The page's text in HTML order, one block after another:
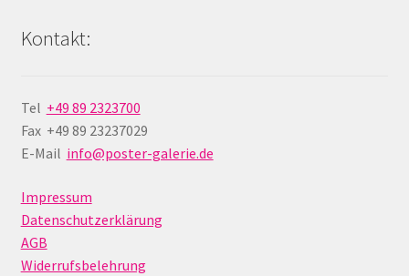
Kontakt:
Tel +49 89 2323700
Fax +49 89 23237029
E-Mail info@poster-galerie.de
Impressum
Datenschutzerklärung
AGB
Widerrufsbelehrung